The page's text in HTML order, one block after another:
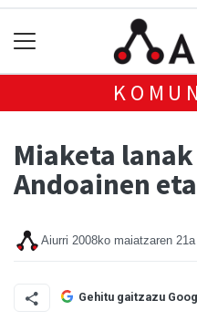
Miaketa
Andoainen
Aiurri 2008ko maiatzaren 21a
Gehitu gaitzazu